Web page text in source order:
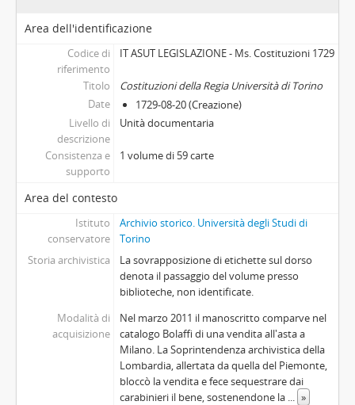
Area dell'identificazione
Codice di
riferimento
IT ASUT LEGISLAZIONE - Ms. Costituzioni 1729
Titolo
Costituzioni della Regia Università di Torino
Date
1729-08-20 (Creazione)
Livello di
descrizione
Unità documentaria
Consistenza e
supporto
1 volume di 59 carte
Area del contesto
Istituto
conservatore
Archivio storico. Università degli Studi di
Torino
Storia archivistica
La sovrapposizione di etichette sul dorso
denota il passaggio del volume presso
biblioteche, non identificate.
Modalità di
acquisizione
Nel marzo 2011 il manoscritto comparve nel
catalogo Bolaffi di una vendita all'asta a
Milano. La Soprintendenza archivistica della
Lombardia, allertata da quella del Piemonte,
bloccò la vendita e fece sequestrare dai
carabinieri il bene, sostenendone la ... »